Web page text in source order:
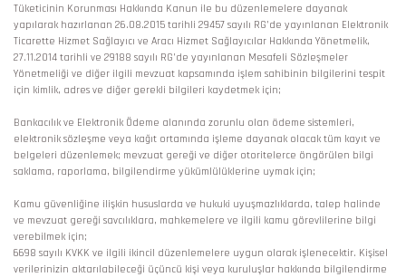
Tüketicinin Korunması Hakkında Kanun ile bu düzenlemelere dayanak
yapılarak hazırlanan 26.08.2015 tarihli 29457 sayılı RG’de yayınlanan Elektronik
Ticarette Hizmet Sağlayıcı ve Aracı Hizmet Sağlayıcılar Hakkında Yönetmelik,
27.11.2014 tarihli ve 29188 sayılı RG’de yayınlanan Mesafeli Sözleşmeler
Yönetmeliği ve diğer ilgili mevzuat kapsamında işlem sahibinin bilgilerini tespit
için kimlik, adres ve diğer gerekli bilgileri kaydetmek için;
Bankacılık ve Elektronik Ödeme alanında zorunlu olan ödeme sistemleri,
elektronik sözleşme veya kağıt ortamında işleme dayanak olacak tüm kayıt ve
belgeleri düzenlemek; mevzuat gereği ve diğer otoritelerce öngörülen bilgi
saklama, raporlama, bilgilendirme yükümlülüklerine uymak için;
Kamu güvenliğine ilişkin hususlarda ve hukuki uyuşmazlıklarda, talep halinde
ve mevzuat gereği savcılıklara, mahkemelere ve ilgili kamu görevlilerine bilgi
verebilmek için;
6698 sayılı KVKK ve ilgili ikincil düzenlemelere uygun olarak işlenecektir. Kişisel
verilerinizin aktarılabileceği üçüncü kişi veya kuruluşlar hakkında bilgilendirme